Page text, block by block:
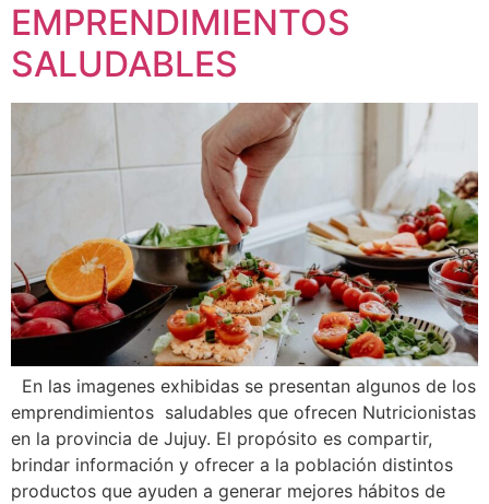
EMPRENDIMIENTOS
SALUDABLES
En las imagenes exhibidas se presentan algunos de los
emprendimientos saludables que ofrecen Nutricionistas
en la provincia de Jujuy. El propósito es compartir,
brindar información y ofrecer a la población distintos
productos que ayuden a generar mejores hábitos de